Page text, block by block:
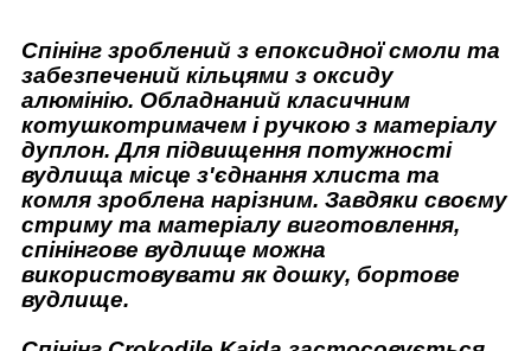
Спінінг зроблений з епоксидної смоли та
забезпечений кільцями з оксиду
алюмінію. Обладнаний класичним
котушкотримачем і ручкою з матеріалу
дуплон. Для підвищення потужності
вудлища місце з'єднання хлиста та
комля зроблена нарізним. Завдяки своєму
стриму та матеріалу виготовлення,
спінінгове вудлище можна
використовувати як дошку, бортове
вудлище.